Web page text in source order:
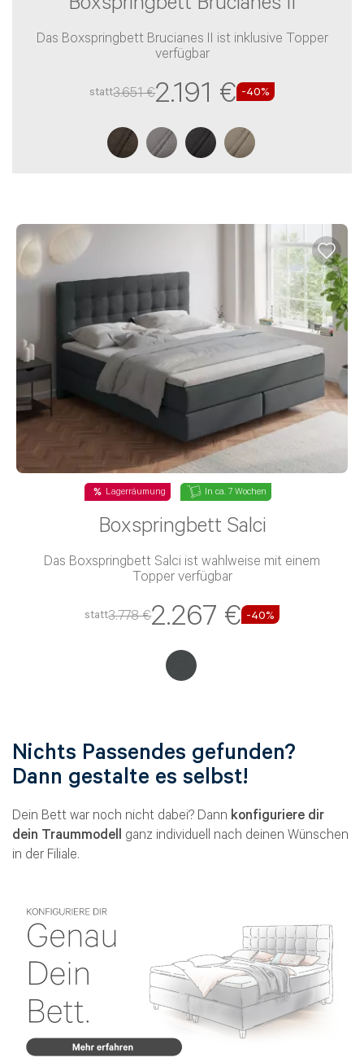
Das Boxspringbett Brucianes II ist inklusive Topper
verfügbar
statt3.651 €2.191 € -40%
Lagerräumung In ca. 7 Wochen
Boxspringbett Salci
Das Boxspringbett Salci ist wahlweise mit einem
Topper verfügbar
statt3.778 €2.267 € -40%
Nichts Passendes gefunden?
Dann gestalte es selbst!
Dein Bett war noch nicht dabei? Dann konfiguriere dir
dein Traummodell ganz individuell nach deinen Wünschen
in der Filiale.